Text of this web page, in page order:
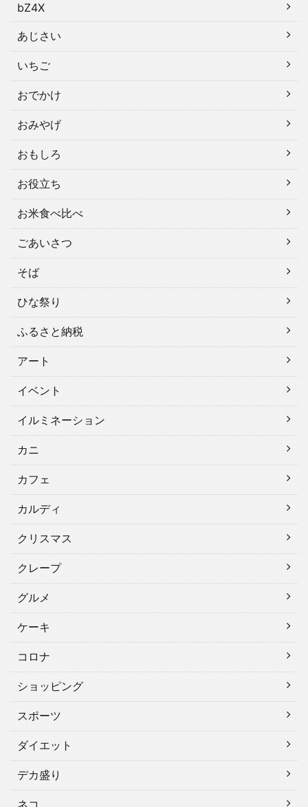
bZ4X
あじさい
いちご
おでかけ
おみやげ
おもしろ
お役立ち
お米食べ比べ
ごあいさつ
そば
ひな祭り
ふるさと納税
アート
イベント
イルミネーション
カニ
カフェ
カルディ
クリスマス
クレープ
グルメ
ケーキ
コロナ
ショッピング
スポーツ
ダイエット
デカ盛り
ネコ